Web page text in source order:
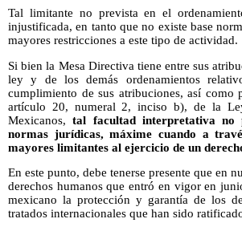
Tal limitante no prevista en el
injustificada, en tanto que no existe base
mayores restricciones a este tipo de actividad.
Si bien la Mesa Directiva tiene entre sus
ley y de los demás ordenamientos
cumplimiento de sus atribuciones, así como
artículo 20, numeral 2, inciso b), de la
Mexicanos,tal facultad interpretativa no
normas jurídicas, máxime cuando a
mayores limitantes al ejercicio de un
En este punto, debe tenerse presente que en
derechos humanos que entró en vigor en
mexicano la protección y garantía de los
tratados internacionales que han sido